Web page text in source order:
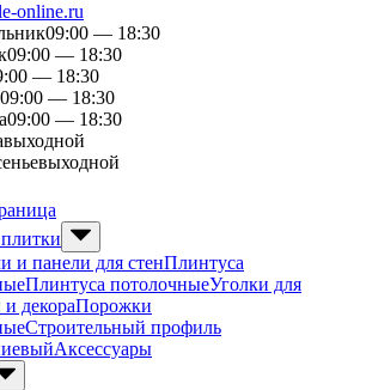
online.ru
09:00 — 18:30
09:00 — 18:30
— 18:30
09:00 — 18:30
09:00 — 18:30
выходной
выходной
и панели для стенПлинтуса
Плинтуса потолочныеУголки для
и декораПорожки
Строительный профиль
Аксессуары